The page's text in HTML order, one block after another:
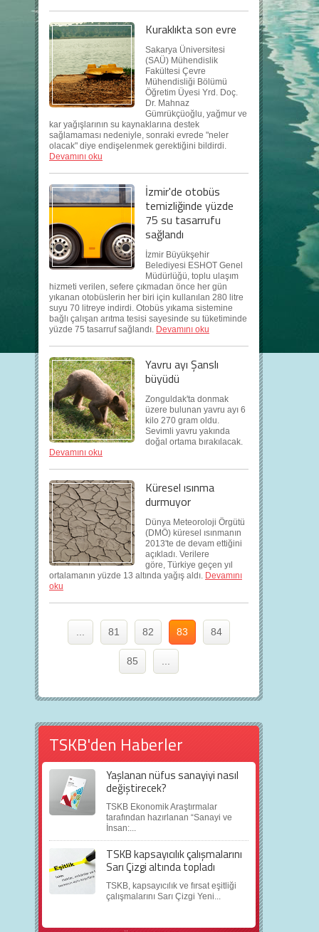
Kuraklıkta son evre
Sakarya Üniversitesi
(SAÜ) Mühendislik
Fakültesi Çevre
Mühendisliği Bölümü
Öğretim Üyesi Yrd. Doç.
Dr. Mahnaz
Gümrükçüoğlu, yağmur ve
kar yağışlarının su kaynaklarına destek
sağlamaması nedeniyle, sonraki evrede "neler
olacak" diye endişelenmek gerektiğini bildirdi.
Devamını oku
İzmir'de otobüs
temizliğinde yüzde
75 su tasarrufu
sağlandı
İzmir Büyükşehir
Belediyesi ESHOT Genel
Müdürlüğü, toplu ulaşım
hizmeti verilen, sefere çıkmadan önce her gün
yıkanan otobüslerin her biri için kullanılan 280 litre
suyu 70 litreye indirdi. Otobüs yıkama sistemine
bağlı çalışan arıtma tesisi sayesinde su tüketiminde
yüzde 75 tasarruf sağlandı. Devamını oku
Yavru ayı Şanslı
büyüdü
Zonguldak'ta donmak
üzere bulunan yavru ayı 6
kilo 270 gram oldu.
Sevimli yavru yakında
doğal ortama bırakılacak.
Devamını oku
Küresel ısınma
durmuyor
Dünya Meteoroloji Örgütü
(DMÖ) küresel ısınmanın
2013'te de devam ettiğini
açıkladı. Verilere
göre, Türkiye geçen yıl
ortalamanın yüzde 13 altında yağış aldı. Devamını
oku
81 82 83 84
85
TSKB'den Haberler
Yaşlanan nüfus sanayiyi nasıl
değiştirecek?
TSKB Ekonomik Araştırmalar
tarafından hazırlanan “Sanayi ve
İnsan:...
TSKB kapsayıcılık çalışmalarını
Sarı Çizgi altında topladı
TSKB, kapsayıcılık ve fırsat eşitliği
çalışmalarını Sarı Çizgi Yeni...